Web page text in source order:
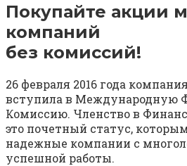
Покупайте акции
компаний
без комиссий!
26 февраля 2016 года
вступила в Международную
Комиссию. Членство в
это почетный статус,
надежные компании с
успешной работы.